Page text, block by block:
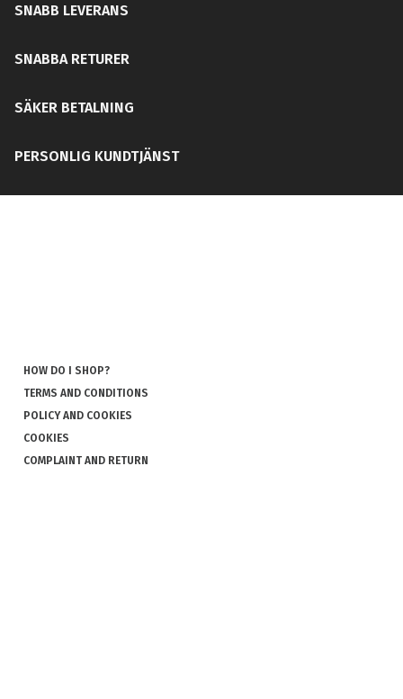
SNABB LEVERANS
SNABBA RETURER
SÄKER BETALNING
PERSONLIG KUNDTJÄNST
HOW DO I SHOP?
TERMS AND CONDITIONS
POLICY AND COOKIES
COOKIES
COMPLAINT AND RETURN